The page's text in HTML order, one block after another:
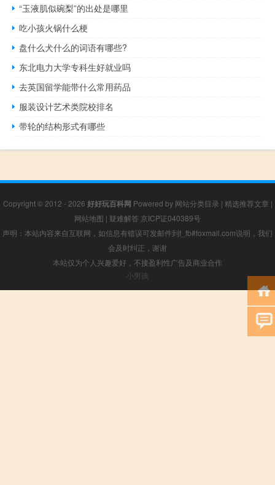
“玉液肌似碗梨”的出处是哪里
吃小孩火锅什么梗
盘什么犬什么的词语有哪些?
东北电力大学专科生好就业吗
去英国留学能带什么常用药品
服装设计艺术类院校排名
带轮的结构形式有哪些
Copyright © 2012 - 2026 好好玩百科网 Powered by 网站分类目录 | 精选推荐文章 |
网站地图 | 疑难解答 京ICP证040389号
声明：本站内容来自互联网，如信息有错误可发邮件到f_fb#foxmail.com说明，我们
会及时纠正，谢谢
本站仅为个人兴趣爱好，不接盈利性广告及商业合作
小男孩